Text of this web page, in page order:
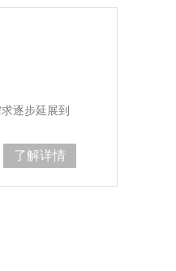
逐步延展到
了解详情